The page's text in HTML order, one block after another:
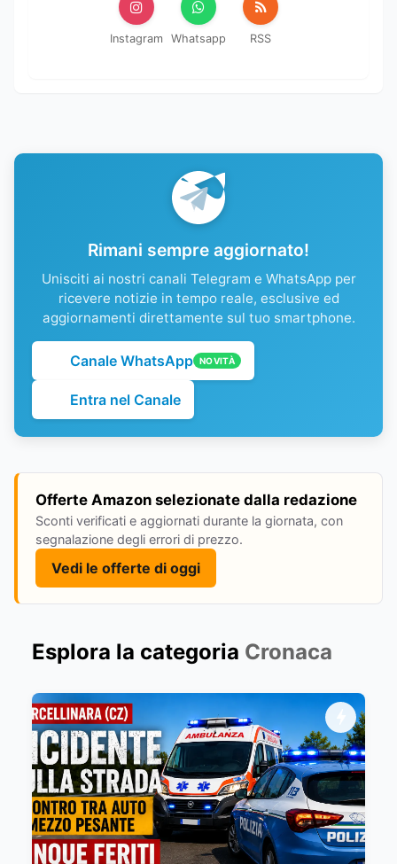
Instagram Whatsapp RSS
Rimani sempre aggiornato!
Unisciti ai nostri canali Telegram e WhatsApp per
ricevere notizie in tempo reale, esclusive ed
aggiornamenti direttamente sul tuo smartphone.
Canale WhatsApp NOVITÀ
Entra nel Canale
Offerte Amazon selezionate dalla redazione
Sconti verificati e aggiornati durante la giornata, con
segnalazione degli errori di prezzo.
Vedi le offerte di oggi
Esplora la categoria Cronaca